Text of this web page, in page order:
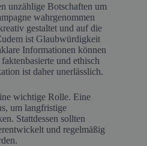
unzählige Botschaften um
wahrgenommen
gestaltet und auf die
ist Glaubwürdigkeit
Informationen können
und ethisch
ist daher unerlässlich.
wichtige Rolle. Eine
um langfristige
Stattdessen sollten
und regelmäßig